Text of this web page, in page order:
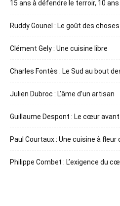
15 ans à défendre le terroir, 10
Ruddy Gounel : Le goût des
Clément Gely : Une cuisine libre
Charles Fontès : Le Sud au bout
Julien Dubroc : L’âme d’un artisan
Guillaume Despont : Le cœur
Paul Courtaux : Une cuisine à
Philippe Combet : L’exigence du